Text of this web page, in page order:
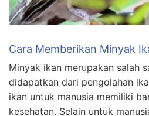
Cara Memberikan Minyak
Minyak ikan merupakan salah
didapatkan dari pengolahan
ikan untuk manusia memiliki
kesehatan. Selain untuk